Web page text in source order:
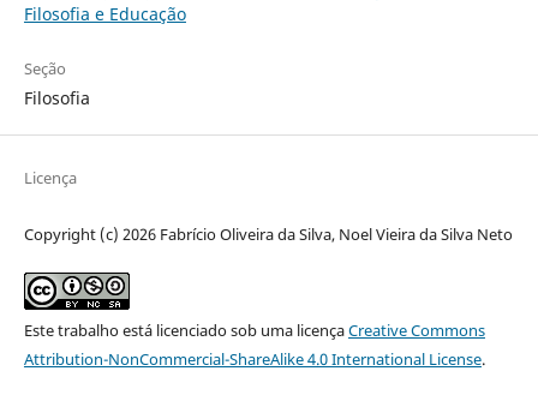
Filosofia e Educação
Seção
Filosofia
Licença
Copyright (c) 2026 Fabrício Oliveira da Silva, Noel Vieira da Silva Neto
Este trabalho está licenciado sob uma licençaCreative Commons
Attribution-NonCommercial-ShareAlike 4.0 International License.